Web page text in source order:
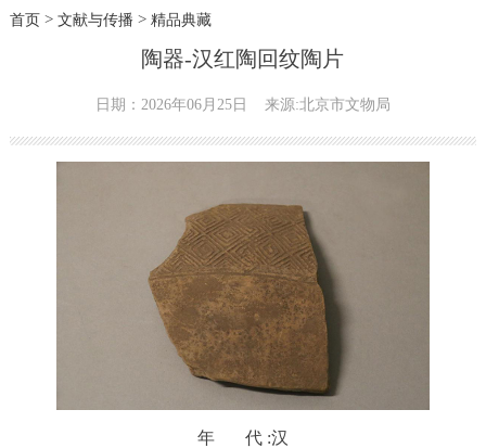
首页> 文献与传播 > 精品典藏
陶器-汉红陶回纹陶片
日期：2026年06月25日 来源:北京市文物局
年 代 :汉